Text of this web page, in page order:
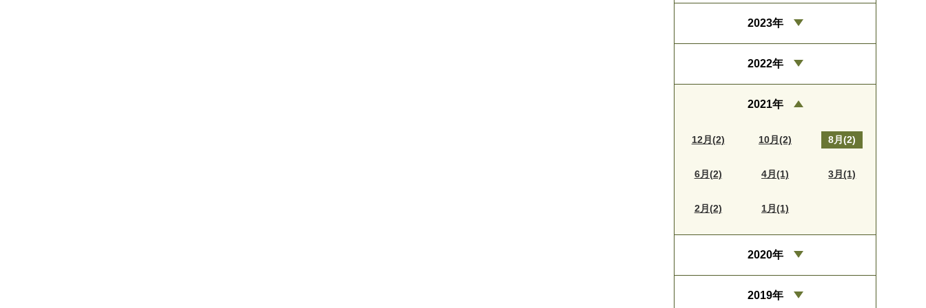
2023年
2022年
2021年
12月(2) 10月(2) 8月(2)
6月(2) 4月(1) 3月(1)
2月(2) 1月(1)
2020年
2019年